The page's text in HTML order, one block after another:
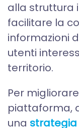
alla struttura
facilitare la
informazioni
utenti
territorio.
Per
piattaforma,
una strategia